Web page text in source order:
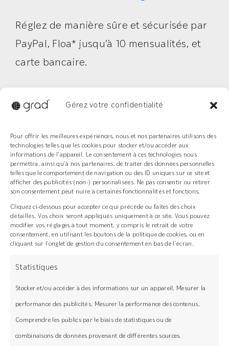
Gérez votre confidentialité
Pour offrir les meilleures expériences, nous et nos partenaires utilisons des
technologies telles que les cookies pour stocker et/ou accéder aux
informations de l’appareil. Le consentement à ces technologies nous
permettra, ainsi qu’à nos partenaires, de traiter des données personnelles
telles que le comportement de navigation ou des ID uniques sur ce site et
afficher des publicités (non-) personnalisées. Ne pas consentir ou retirer
son consentement peut nuire à certaines fonctionnalités et fonctions.
Cliquez ci-dessous pour accepter ce qui précède ou faites des choix
détaillés. Vos choix seront appliqués uniquement à ce site. Vous pouvez
modifier vos réglages à tout moment, y compris le retrait de votre
consentement, en utilisant les boutons de la politique de cookies, ou en
cliquant sur l’onglet de gestion du consentement en bas de l’écran.
Statistiques
Stocker et/ou accéder à des informations sur un appareil, Mesurer la
performance des publicités, Mesurer la performance des contenus,
Comprendre les publics par le biais de statistiques ou de
combinaisons de données provenant de différentes sources.
Réglez de manière sûre et sécurisée par
PayPal, Floa* jusqu’à 10 mensualités, et
carte bancaire.
*Un crédit vous engage et doit être
remboursement avant de vous engager.
Crédit amortissable à partir de 200 €. Sous réserve
d’acceptation par Floa. Vous disposez du délai légal de
rétractation. Consultez les conditions ici
Le système Grad®
Concept français
Installation rapide, facile et résistant